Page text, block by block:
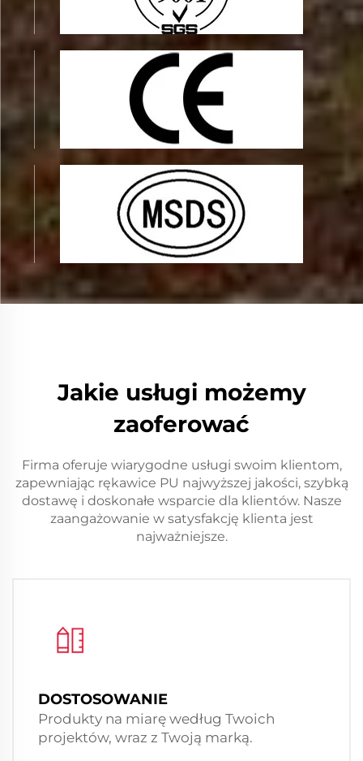
Jakie usługi możemy
zaoferować
Firma oferuje wiarygodne usługi swoim klientom,
zapewniając rękawice PU najwyższej jakości, szybką
dostawę i doskonałe wsparcie dla klientów. Nasze
zaangażowanie w satysfakcję klienta jest
najważniejsze.
DOSTOSOWANIE
Produkty na miarę według Twoich
projektów, wraz z Twoją marką.